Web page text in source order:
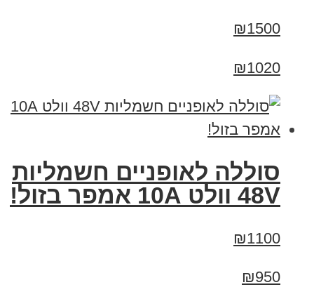
₪1500
₪1020
סוללה לאופניים חשמליות
48V וולט 10A אמפר בזול!
₪1100
₪950